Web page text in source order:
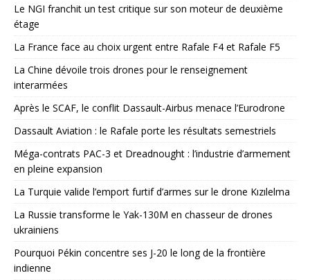
Le NGI franchit un test critique sur son moteur de deuxième
étage
La France face au choix urgent entre Rafale F4 et Rafale F5
La Chine dévoile trois drones pour le renseignement
interarmées
Après le SCAF, le conflit Dassault-Airbus menace l’Eurodrone
Dassault Aviation : le Rafale porte les résultats semestriels
Méga-contrats PAC-3 et Dreadnought : l’industrie d’armement
en pleine expansion
La Turquie valide l’emport furtif d’armes sur le drone Kızılelma
La Russie transforme le Yak-130M en chasseur de drones
ukrainiens
Pourquoi Pékin concentre ses J-20 le long de la frontière
indienne